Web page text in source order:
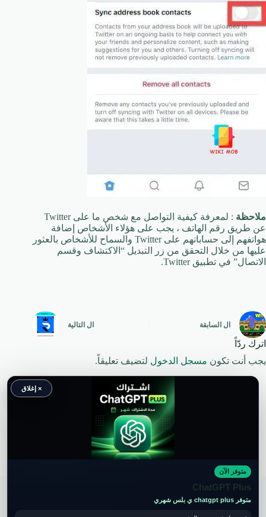
ملاحظة
: لمعرفة كيفية التواصل مع شخص ما على Twitter
عن طريق رقم الهاتف ، يجب على هؤلاء الأشخاص إضافة
هواتفهم إلى حساباتهم على Twitter والسماح للأشخاص بالعثور
عليها من خلال التحقق من زر التبديل “الاكتشاف وقسم
الاتصال” في تطبيق Twitter.
ال السابقة ال التالية
اترك ردّاً
يجب أنت تكون مسجل الدخول لتضيف تعليقاً.
حقوق النشر محفوظة لموقع ويكي موب
× إغلاق
متوفر الآن
ChatGPT Plus
متوفر chatgpt plus ي بلس شهري